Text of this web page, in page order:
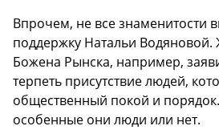
Впрочем, не все знаменитости
поддержку Натальи Водяновой.
Божена Рынска, например,
терпеть присутствие людей,
общественный покой и
особенные они люди или нет.